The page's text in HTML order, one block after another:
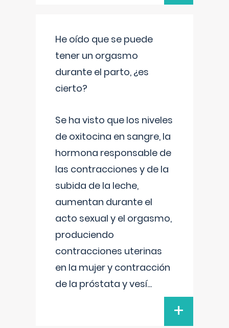
He oído que se puede
tener un orgasmo
durante el parto, ¿es
cierto?
Se ha visto que los niveles
de oxitocina en sangre, la
hormona responsable de
las contracciones y de la
subida de la leche,
aumentan durante el
acto sexual y el orgasmo,
produciendo
contracciones uterinas
en la mujer y contracción
de la próstata y vesí...
+